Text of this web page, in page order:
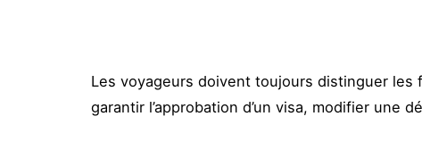
Les voyageurs doivent toujours distinguer
garantir l’approbation d’un visa, modifier